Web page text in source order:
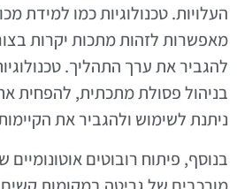
העלויות. טכנולוגיות כמו למידת
מאפשרות לזהות מתכות יקרות
להגביר את ערך התהליך.
בניהול פסולת מתכתית, להפחית
ניתנת לשימוש ולהגביר את
בנוסף, פיתוח רובוטים